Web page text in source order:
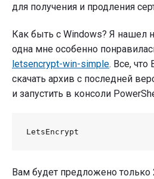
для получения и продления
Как быть с Windows? Я нашел
одна мне особенно
letsencrypt-win-simple. Все,
скачать архив с последней
и запустить в консоли
Вам будет предложено только